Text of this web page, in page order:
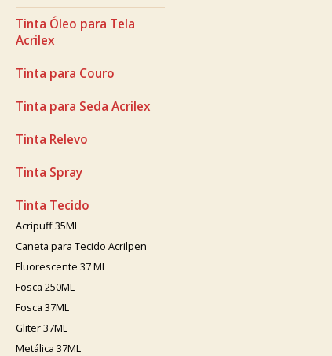
Tinta Óleo para Tela
Acrilex
Tinta para Couro
Tinta para Seda Acrilex
Tinta Relevo
Tinta Spray
Tinta Tecido
Acripuff 35ML
Caneta para Tecido Acrilpen
Fluorescente 37 ML
Fosca 250ML
Fosca 37ML
Gliter 37ML
Metálica 37ML